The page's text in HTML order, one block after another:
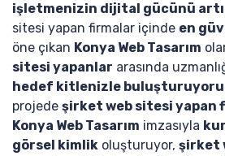
işletmenizin dijital gücünü
sitesi yapan firmalar içinde en
öne çıkan Konya Web Tasarım
sitesi yapanlar arasında
hedef kitlenizle
projede şirket web sitesi yapan
Konya Web Tasarım imzasıyla
görsel kimlik oluşturuyor, şirket